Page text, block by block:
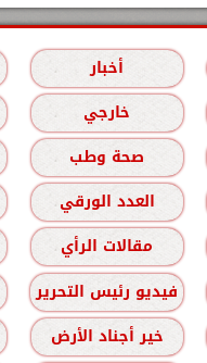
أخبار
خارجي
صحة وطب
العدد الورقي
مقالات الرأي
فيديو رئيس التحرير
خير أجناد الأرض